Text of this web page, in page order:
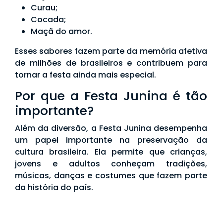
Curau;
Cocada;
Maçã do amor.
Esses sabores fazem parte da memória afetiva
de milhões de brasileiros e contribuem para
tornar a festa ainda mais especial.
Por que a Festa Junina é tão
importante?
Além da diversão, a Festa Junina desempenha
um papel importante na preservação da
cultura brasileira. Ela permite que crianças,
jovens e adultos conheçam tradições,
músicas, danças e costumes que fazem parte
da história do país.